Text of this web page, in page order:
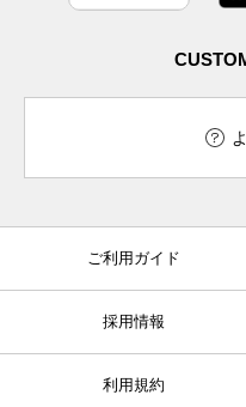
ご利用ガイド
採用情報
利用規約